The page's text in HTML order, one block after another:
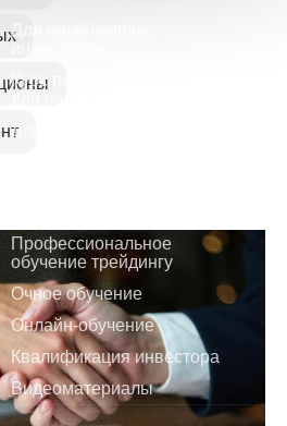
Для начинающих
Курс по криптоинвестициям
Для начинающих трейдеров
Профессиональное
обучение трейдингу
Очное обучение
Онлайн-обучение
Квалификация инвестора
Видеоматериалы